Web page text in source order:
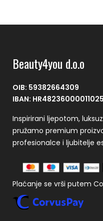
Beauty4you d.o.o
OIB: 59382664309
IBAN:
Inspirirani ljepotom,
pružamo premium
profesionalce i ljubitelje
Plaćanje se vrši putem